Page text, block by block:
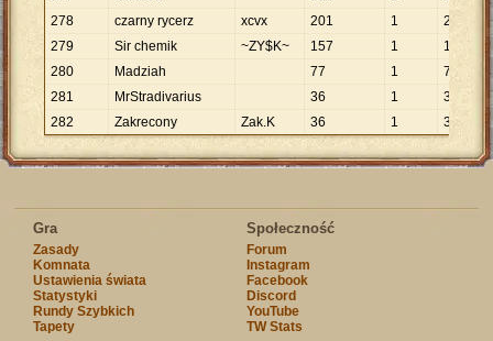
278
czarny rycerz xcvx 201 1
201
279
Sir chemik ~ZY$K~ 157 1
157
280
Madziah 77 1
77
281
MrStradivarius 36 1
36
282
Zakrecony Zak.K 36 1 36
Gra
Zasady
Komnata
Ustawienia świata
Statystyki
Rundy Szybkich
Tapety
Społeczność
Forum
Instagram
Facebook
Discord
YouTube
TW Stats